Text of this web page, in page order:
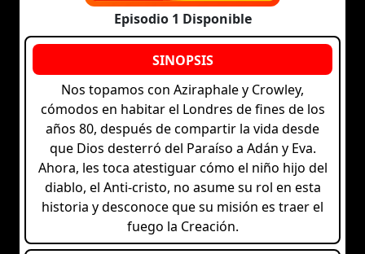
Episodio 1 Disponible
Nos topamos con Aziraphale y Crowley,
cómodos en habitar el Londres de fines de los
años 80, después de compartir la vida desde
que Dios desterró del Paraíso a Adán y Eva.
Ahora, les toca atestiguar cómo el niño hijo del
diablo, el Anti-cristo, no asume su rol en esta
historia y desconoce que su misión es traer el
fuego la Creación.